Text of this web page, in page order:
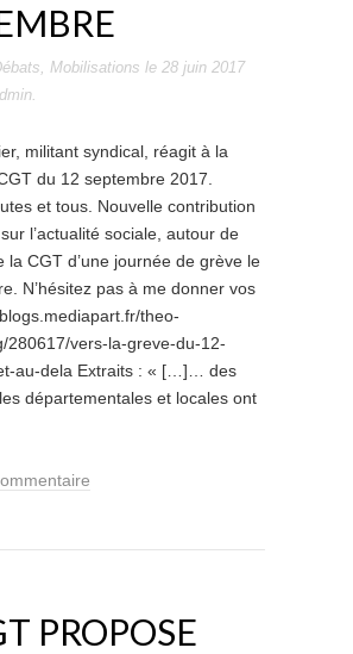
, Mobilisations le 28 juin 2017
.
militant syndical, réagit à la
du 12 septembre 2017.
et tous. Nouvelle contribution
l’actualité sociale, autour de
la CGT d’une journée de grève le
N’hésitez pas à me donner vos
theo-
280617/vers-la-greve-du-12-
au-dela Extraits : « […]… des
départementales et locales ont
PROPOSE